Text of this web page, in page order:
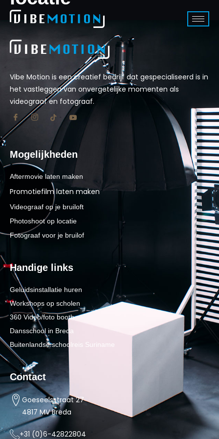
Vibe Motion is een creatief bedrijf dat gespecialiseerd is in
het vastleggen van onvergetelijke momenten als
videograaf en fotograaf.
Mogelijkheden
Aftermovie laten maken
Promotiefilm laten maken
Videograaf op je bruiloft
Photoshoot op locatie
Fotograaf voor je bruilof
Handige links
Geluidsinstallatie huren
Workshops op scholen
360 Video/foto booth
Dansschool in Breda
Buitenlandse schoolreis Suriname
Contact
Goeseelsstraat 27
4817 MV Breda
+31 (0)6-42822804